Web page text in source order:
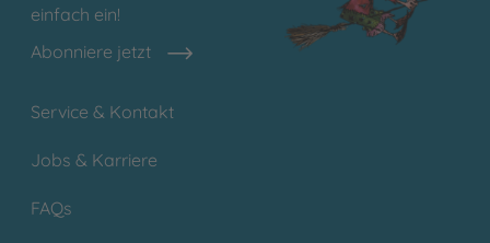
einfach ein!
Abonniere jetzt
Service & Kontakt
Jobs & Karriere
FAQs